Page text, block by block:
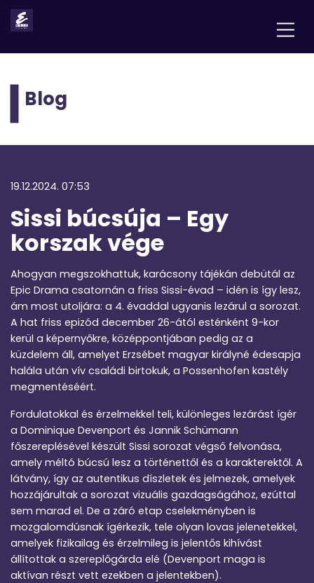
Blog
19.12.2024. 07:53
Sissi búcsúja – Egy
korszak vége
Ahogyan megszokhattuk, karácsony tájékán debütál az
Epic Drama csatornán a friss Sissi-évad – idén is így lesz,
ám most utoljára: a 4. évaddal ugyanis lezárul a sorozat.
A hat friss epizód december 26-ától esténként 9-kor
kerül a képernyőkre, középpontjában pedig az a
küzdelem áll, amelyet Erzsébet magyar királyné édesapja
halála után vív családi birtokuk, a Possenhofen kastély
megmentéséért.
Fordulatokkal és érzelmekkel teli, különleges lezárást ígér
a Dominique Devenport és Jannik Schümann
főszereplésével készült Sissi sorozat végső felvonása,
amely méltó búcsú lesz a történettől és a karakterektől. A
látvány, így az autentikus díszletek és jelmezek, amelyek
hozzájárultak a sorozat vizuális gazdagságához, ezúttal
sem marad el. De a záró etap cselekményben is
mozgalomdúsnak ígérkezik, tele olyan lovas jelenetekkel,
amelyek fizikailag és érzelmileg is jelentős kihívást
állítottak a szereplőgárda elé (Devenport maga is
aktívan részt vett ezekben a jelentekben).